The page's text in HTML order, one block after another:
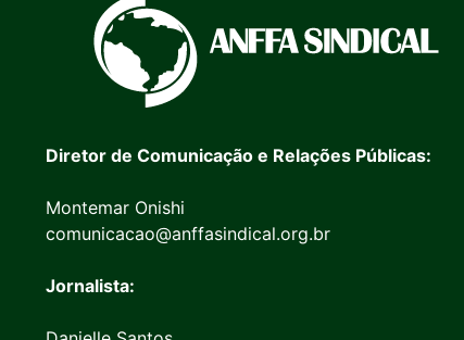
Diretor de Comunicação e Relações Públicas:
Montemar Onishi
comunicacao@anffasindical.org.br
Jornalista: